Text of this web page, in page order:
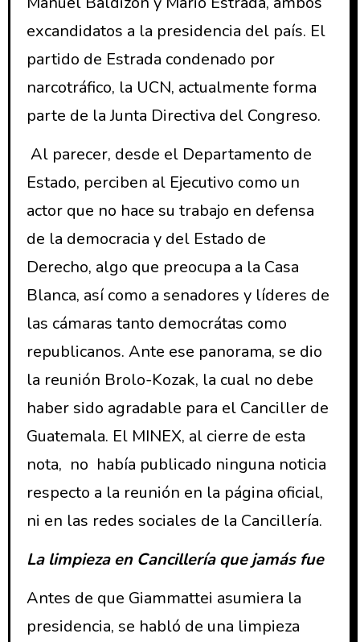
excandidatos a la presidencia del país. El
partido de Estrada condenado por
narcotráfico, la UCN, actualmente forma
parte de la Junta Directiva del Congreso.
Al parecer, desde el Departamento de
Estado, perciben al Ejecutivo como un
actor que no hace su trabajo en defensa
de la democracia y del Estado de
Derecho, algo que preocupa a la Casa
Blanca, así como a senadores y líderes de
las cámaras tanto democrátas como
republicanos. Ante ese panorama, se dio
la reunión Brolo-Kozak, la cual no debe
haber sido agradable para el Canciller de
Guatemala. El MINEX, al cierre de esta
nota, no había publicado ninguna noticia
respecto a la reunión en la página oficial,
ni en las redes sociales de la Cancillería.
La limpieza en Cancillería que jamás fue
Antes de que Giammattei asumiera la
presidencia, se habló de una limpieza